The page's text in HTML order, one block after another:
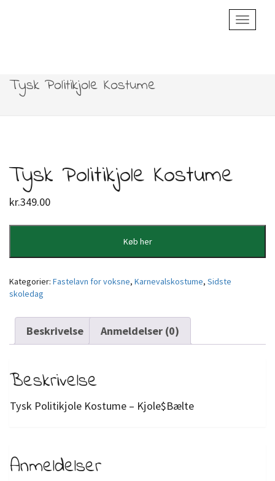
Toggle
Tysk Politikjole Kostume
Tysk Politikjole Kostume
kr.349.00
Køb her
Kategorier: Fastelavn for voksne, Karnevalskostume, Sidste
skoledag
Beskrivelse Anmeldelser (0)
Beskrivelse
Tysk Politikjole Kostume – Kjole$Bælte
Anmeldelser